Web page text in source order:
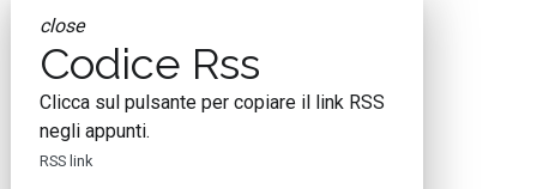
close
Codice Rss
Clicca sul pulsante per copiare il link RSS
negli appunti.
RSS link